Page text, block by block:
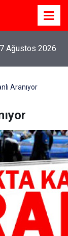
7 Ağustos 2026
Aranıyor